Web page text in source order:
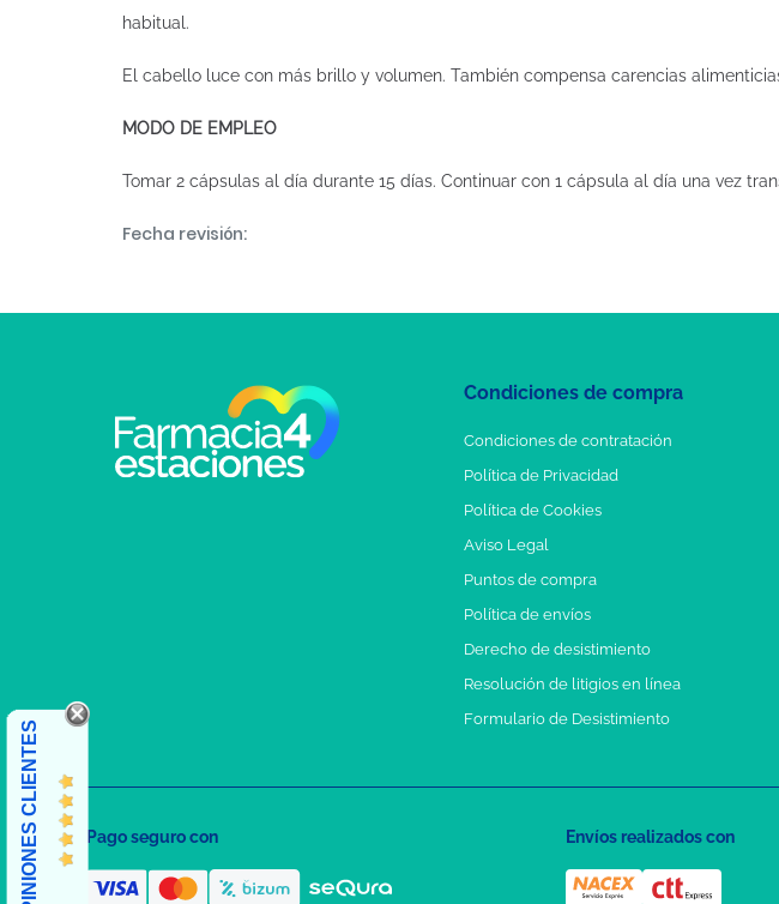
habitual.
El cabello luce con más brillo y volumen. También compensa carencias
MODO DE EMPLEO
Tomar 2 cápsulas al día durante 15 días. Continuar con 1 cápsula al día una vez
Fecha revisión:
Condiciones de compra
Condiciones de contratación
Política de Privacidad
Política de Cookies
Aviso Legal
Puntos de compra
Política de envíos
Derecho de desistimiento
Resolución de litigios en línea
Formulario de Desistimiento
OPINIONES CLIENTES Pago seguro con Envíos realizados con